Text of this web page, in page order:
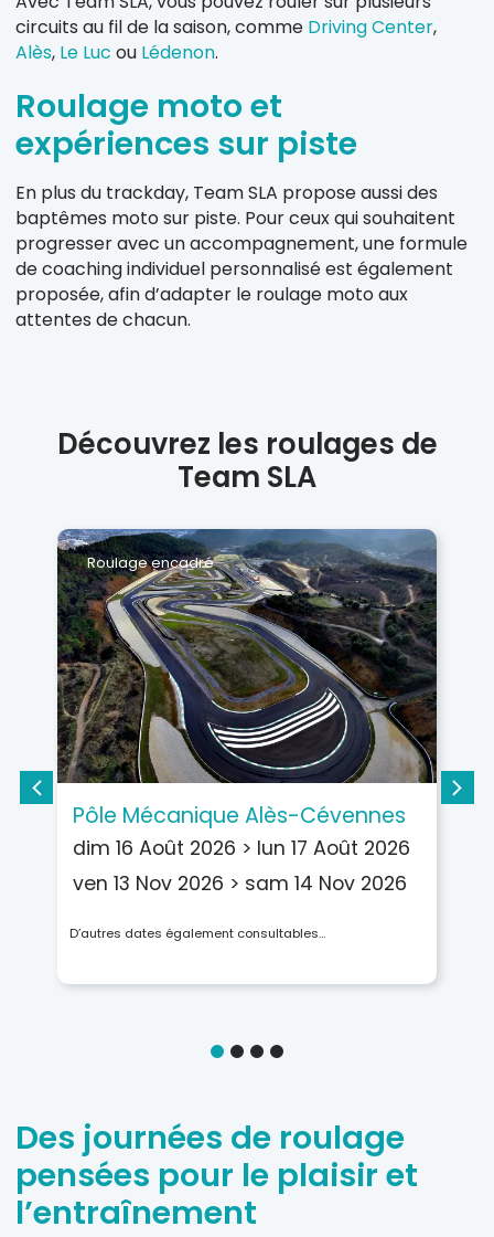
circuits au fil de la saison, comme Driving Center,
Alès, Le Luc ou Lédenon.
Roulage moto et
expériences sur piste
En plus du trackday, Team SLA propose aussi des
baptêmes moto sur piste. Pour ceux qui souhaitent
progresser avec un accompagnement, une formule
de coaching individuel personnalisé est également
proposée, afin d’adapter le roulage moto aux
attentes de chacun.
Découvrez les roulages de
Team SLA
Roulage encadré
Pôle Mécanique Alès-Cévennes
dim 16 Août 2026 > lun 17 Août 2026
ven 13 Nov 2026 > sam 14 Nov 2026
D’autres dates également consultables…
Des journées de roulage
pensées pour le plaisir et
l’entraînement